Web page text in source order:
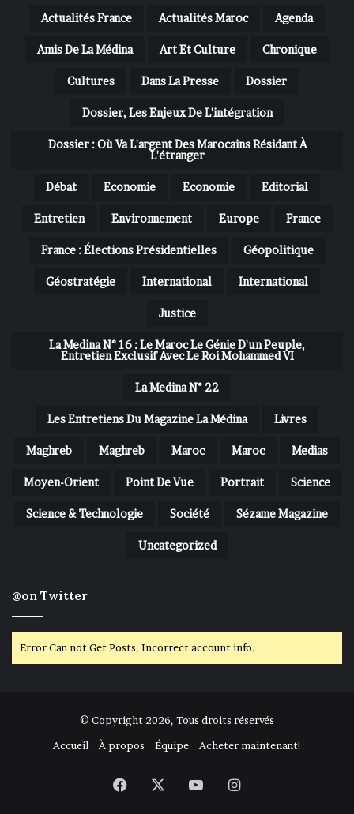
Actualités France Actualités Maroc Agenda
Amis De La Médina Art Et Culture Chronique
Cultures Dans La Presse Dossier
Dossier, Les Enjeux De L'intégration
Dossier : Où Va L'argent Des Marocains Résidant À
L'étranger
Débat Economie Economie Editorial
Entretien Environnement Europe France
France : Élections Présidentielles Géopolitique
Géostratégie International International
Justice
La Medina N° 16 : Le Maroc Le Génie D'un Peuple,
Entretien Exclusif Avec Le Roi Mohammed VI
La Medina N° 22
Les Entretiens Du Magazine La Médina Livres
Maghreb Maghreb Maroc Maroc Medias
Moyen-Orient Point De Vue Portrait Science
Science & Technologie Société Sézame Magazine
Uncategorized
@on Twitter
Error Can not Get Posts, Incorrect account info.
© Copyright 2026, Tous droits réservés
Accueil
À propos Équipe Acheter maintenant!
Facebook YouTubeInstagram